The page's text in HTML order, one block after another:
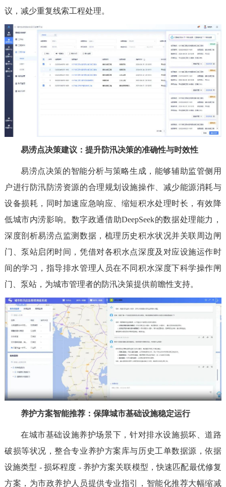
议，减少重复线索工程处理。
易涝点决策建议：提升防汛决策的准确性与时效性
易涝点决策的智能分析与策略生成，能够辅助监管侧用
户进行防汛防涝资源的合理规划设施操作、减少能源消耗与
设备损耗，同时加速应急响应、缩短积水处理时长，有效降
低城市内涝影响。数字政通借助DeepSeek的数据处理能力，
深度剖析易涝点监测数据，梳理历史积水状况并关联周边闸
门、泵站启闭时间，凭借对各积水点深度及对应设施运作时
间的学习，指导排水管理人员在不同积水深度下科学操作闸
门、泵站，为城市管理者的防汛决策提供前瞻性支持。
养护方案智能推荐：保障城市基础设施稳定运行
在城市基础设施养护场景下，针对排水设施损坏、道路
破损等状况，整合专业养护方案库与历史工单数据源，依据
设施类型 - 损坏程度 - 养护方案关联模型，快速匹配最优修复
方案，为市政养护人员提供专业指引，智能化推荐大幅缩减